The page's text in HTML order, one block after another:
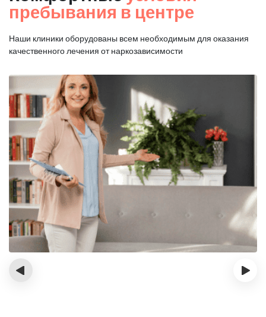
пребывания в центре
Наши клиники оборудованы всем необходимым для оказания
качественного лечения от наркозависимости
‹ ›